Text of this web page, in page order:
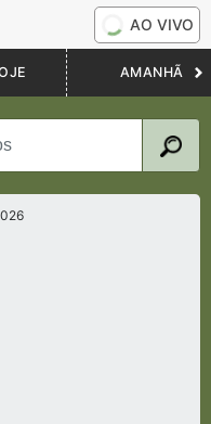
AO VIVO
AMANHÃ